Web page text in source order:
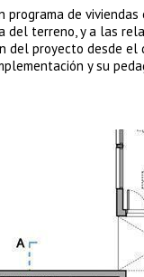
de
terreno, y a las
del proyecto desde
y su